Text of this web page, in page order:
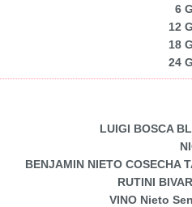
6
12
18
24
LUIGI BOSCA
BENJAMIN NIETO COSECHA
RUTINI
VINO Nieto